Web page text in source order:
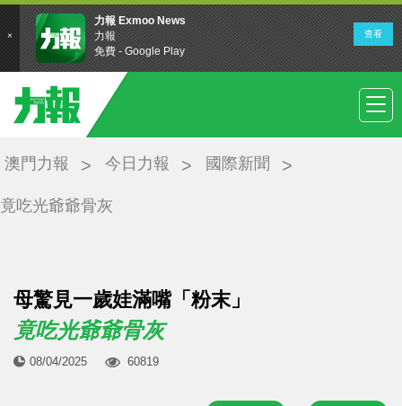
澳門力報 今日力報 國際新聞
竟吃光爺爺骨灰
母驚見一歲娃滿嘴「粉末」
竟吃光爺爺骨灰
08/04/2025 60819